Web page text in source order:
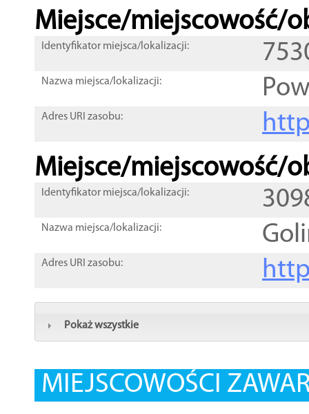
Miejsce/miejscowość/
Identyfikator miejsca/lokalizacji:
Nazwa miejsca/lokalizacji:
Adres URI zasobu:
Miejsce/miejscowość/
Identyfikator miejsca/lokalizacji:
Nazwa miejsca/lokalizacji:
Adres URI zasobu:
Pokaż wszystkie
MIEJSCOWOŚCI